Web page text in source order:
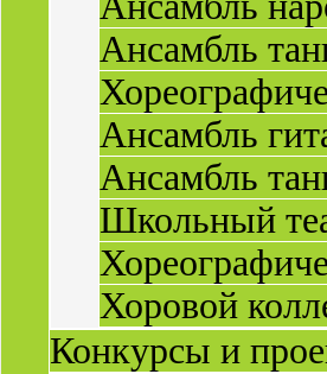
Ансамбль
Ансамбль
Ансамбль
Школьный
Хоровой
Конкурсы и